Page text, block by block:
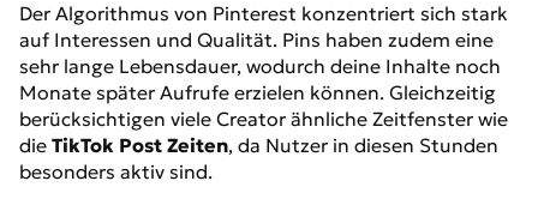
Der Algorithmus von Pinterest konzentriert sich stark
auf Interessen und Qualität. Pins haben zudem eine
sehr lange Lebensdauer, wodurch deine Inhalte noch
Monate später Aufrufe erzielen können. Gleichzeitig
berücksichtigen viele Creator ähnliche Zeitfenster wie
die TikTok Post Zeiten, da Nutzer in diesen Stunden
besonders aktiv sind.